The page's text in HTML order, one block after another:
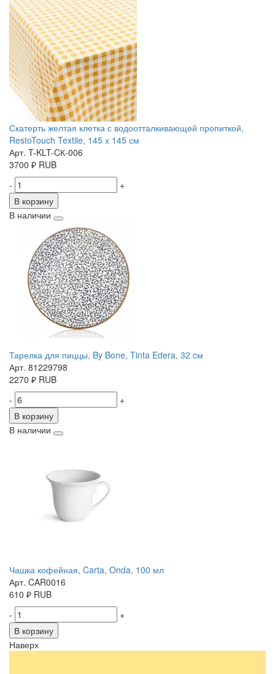
Скатерть желтая клетка с водоотталкивающей пропиткой,
RestoTouch Textile, 145 х 145 см
Арт. T-KLT-CК-006
3700 ₽ RUB
-
+
В корзину
В наличии
Тарелка для пиццы, By Bone, Tinta Edera, 32 cм
Арт. 81229798
2270 ₽ RUB
-
+
В корзину
В наличии
Чашка кофейная, Carta, Onda, 100 мл
Арт. CAR0016
610 ₽ RUB
-
+
В корзину
Наверх